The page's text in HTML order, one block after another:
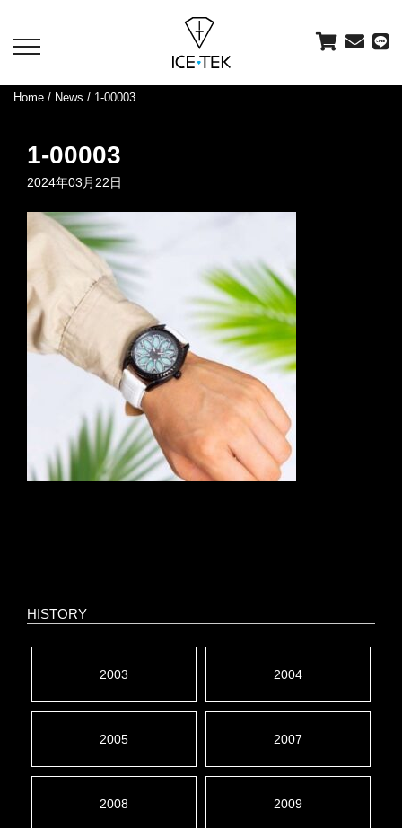
toggle
Home / News / 1-00003
1-00003
2024年03月22日
HISTORY
2003 2004
2005 2007
2008 2009